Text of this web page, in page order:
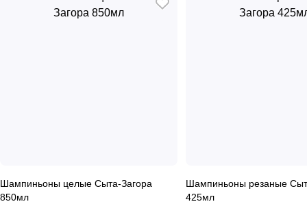
Шампиньоны целые Сыта-Загора
850мл
Шампиньоны резаные
425мл